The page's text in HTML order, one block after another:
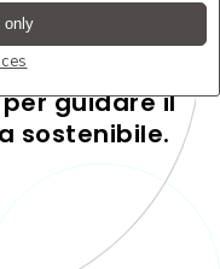
only
che
questo
e
guidare il
sostenibile.